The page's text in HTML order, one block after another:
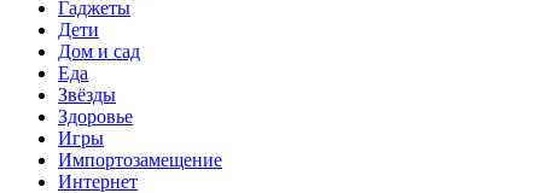
Гаджеты
Дети
Дом и сад
Еда
Звёзды
Здоровье
Игры
Импортозамещение
Интернет